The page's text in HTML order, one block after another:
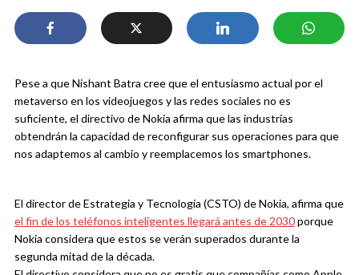
Pese a que Nishant Batra cree que el entusiasmo actual por el
metaverso en los videojuegos y las redes sociales no es
suficiente, el directivo de Nokia afirma que las industrias
obtendrán la capacidad de reconfigurar sus operaciones para que
nos adaptemos al cambio y reemplacemos los smartphones.
El director de Estrategia y Tecnología (CSTO) de Nokia, afirma que
el fin de los teléfonos inteligentes llegará antes de 2030porque
Nokia considera que estos se verán superados durante la
segunda mitad de la década.